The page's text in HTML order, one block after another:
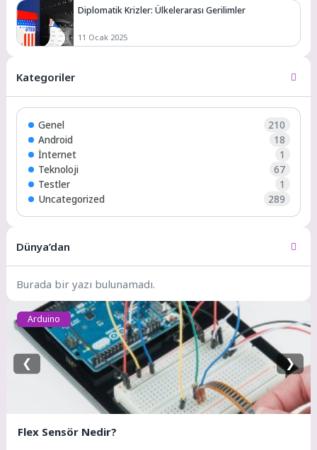
Diplomatik Krizler: Ülkelerarası Gerilimler
11 Ocak 2025
Kategoriler
Genel
210
Android
18
İnternet
1
Teknoloji
67
Testler
1
Uncategorized
289
Dünya’dan
Burada bir yazı bulunamadı.
Arduino
Flex Sensör Nedir?
❮ ❯